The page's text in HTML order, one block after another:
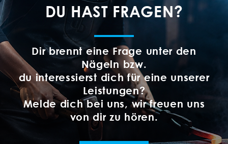
DU HAST FRAGEN?
Dir brennt eine Frage unter den
Nägeln bzw.
du interessierst dich für eine unserer
Leistungen?
Melde dich bei uns, wir freuen uns
von dir zu hören.